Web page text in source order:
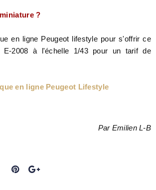
?
en ligne Peugeot lifestyle pour s'offrir ce
E-2008 à l'échelle 1/43 pour un tarif de
en ligne Peugeot Lifestyle
Par Emilien L-B